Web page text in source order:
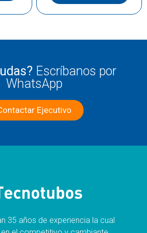
Escríbanos por
WhatsApp
Ejecutivo
35 años de experiencia la cual